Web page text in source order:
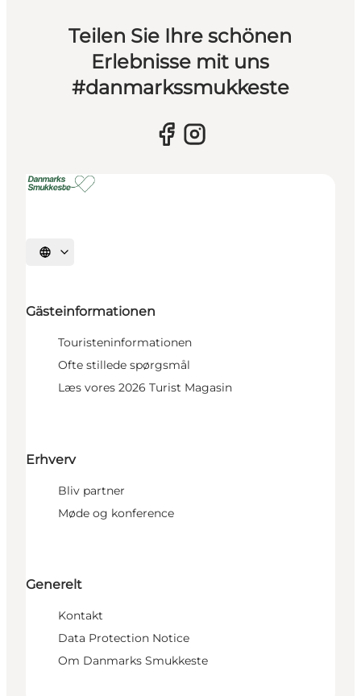
Teilen Sie Ihre schönen
Erlebnisse mit uns
#danmarkssmukkeste
Sprache auswählen
Gästeinformationen
Touristeninformationen
Ofte stillede spørgsmål
Læs vores 2026 Turist Magasin
Erhverv
Bliv partner
Møde og konference
Generelt
Kontakt
Data Protection Notice
Om Danmarks Smukkeste